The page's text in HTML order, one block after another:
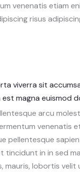
venenatis etiam
risus
viverra sit
magna euismod
arcu
venenatis
pellentesque
tincidunt in in sed
mauris, lobortis